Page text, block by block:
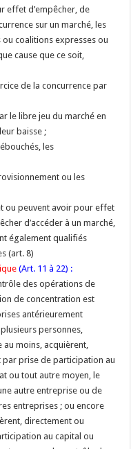
effet d’empêcher, de
sur un marché, les
ou coalitions expresses ou
cause que ce soit,
de la concurrence par
le libre jeu du marché en
baisse ;
les
ou les
ou peuvent avoir pour effet
d’accéder à un marché,
également qualifiés
(art. 8)
(Art. 11 à 22) :
des opérations de
de concentration est
antérieurement
personnes,
au moins, acquièrent,
prise de participation au
ou tout autre moyen, le
autre entreprise ou de
entreprises ; ou encore
directement ou
au capital ou